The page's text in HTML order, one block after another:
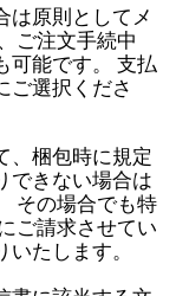
は原則としてメ
ご注文手続中
可能です。 支払
ご選択くださ
、梱包時に規定
できない場合は
その場合でも特
ご請求させてい
たします。